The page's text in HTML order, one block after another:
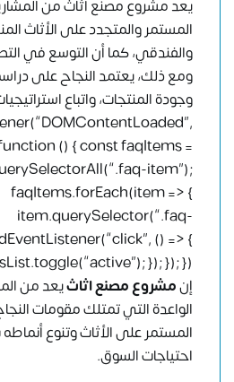
يعد مشروع مصنع أثاث من
المستمر والمتجدد على الأثاث
والفندقي، كما أن التوسع في
ومع ذلك، يعتمد النجاح على
وجودة المنتجات، واتباع
() { const faqItems =
item”);
faqItems.forEach(item => {
item.querySelector(“.faq-
() => {
}); }); });
إنمشروع مصنع اثاثيعد من
الواعدة التي تمتلك مقومات
المستمر على الأثاث وتنوع
احتياجات السوق.